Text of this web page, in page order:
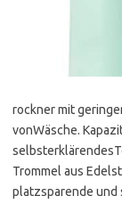
rockner mit
vonWäsche.
Trommel aus
platzsparende und